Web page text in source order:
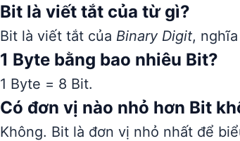
Bit là viết tắt của từ gì?
Bit là viết tắt của Binary Digit,
1 Byte bằng bao nhiêu Bit?
1 Byte = 8 Bit.
Có đơn vị nào nhỏ hơn Bit
Không. Bit là đơn vị nhỏ nhất để